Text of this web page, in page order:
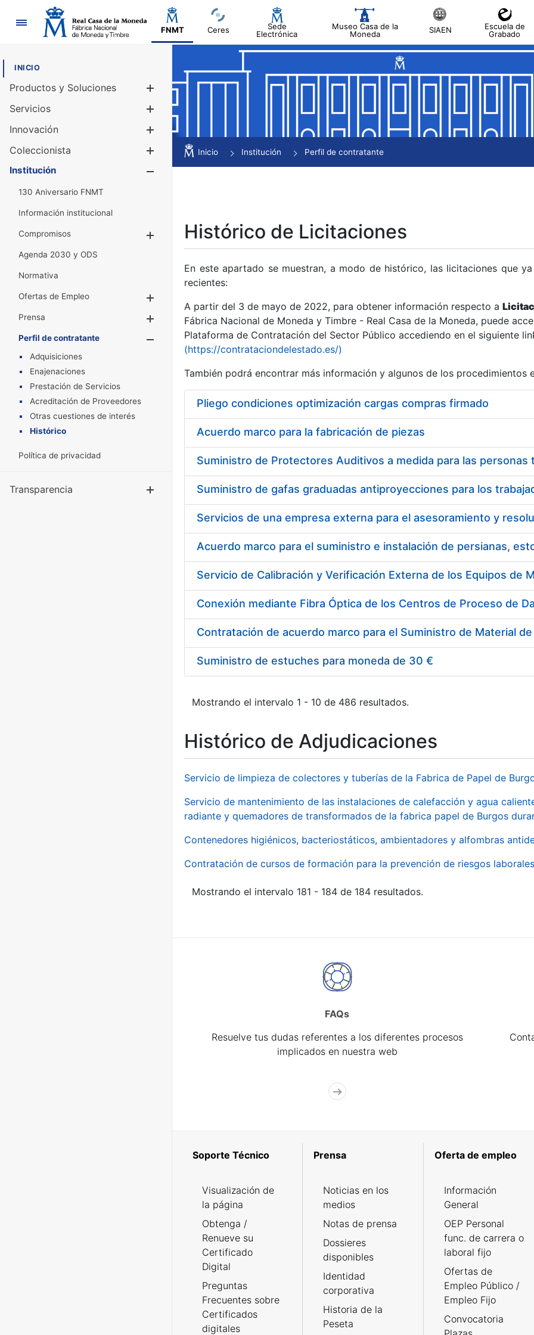
Navegación
FNMT Ceres
Sede
Electrónica
Museo Casa de la
Moneda
SIAEN
Escuela de
Grabado
INICIO
Productos y Soluciones
Mostrar/Ocultar
Servicios
Innovación
Coleccionista
Mostrar/Ocultar
Institución
130 Aniversario FNMT
Información institucional
Compromisos
Mostrar/Ocultar
Agenda 2030 y ODS
Normativa
Ofertas de Empleo
Prensa
Mostrar/Ocultar
Perfil de contratante
Mostrar/Ocultar
Adquisiciones
Enajenaciones
Prestación de Servicios
Acreditación de Proveedores
Otras cuestiones de interés
Histórico
Política de privacidad
Transparencia Mostrar/Ocultar
Inicio Institución Perfil de contratante
Histórico de Licitaciones
En este apartado se muestran, a modo de histórico, las licitaciones que
recientes:
A partir del 3 de mayo de 2022, para obtener información respecto a
Fábrica Nacional de Moneda y Timbre - Real Casa de la Moneda, puede
Plataforma de Contratación del Sector Público accediendo en el siguiente
(https://contrataciondelestado.es/)
También podrá encontrar más información y algunos de los procedimientos
Pliego condiciones optimización cargas compras firmado
Acuerdo marco para la fabricación de piezas
Acuerdo marco para el suministro e instalación de persianas,
Suministro de estuches para moneda de 30 €
Mostrando el intervalo 1 - 10 de 486 resultados.
Histórico de Adjudicaciones
Servicio de limpieza de colectores y tuberías de la Fabrica de Papel de
Servicio de mantenimiento de las instalaciones de calefacción y agua
radiante y quemadores de transformados de la fabrica papel de Burgos
Contenedores higiénicos, bacteriostáticos, ambientadores y alfombras
Contratación de cursos de formación para la prevención de riesgos laborales
Mostrando el intervalo 181 - 184 de 184 resultados.
FAQs
Resuelve tus dudas referentes a los diferentes procesos
implicados en nuestra web
Soporte Técnico
Visualización de
la página
Obtenga /
Renueve su
Certificado
Digital
Preguntas
Frecuentes sobre
Certificados
digitales
Prensa
Noticias en los
medios
Notas de prensa
Dossieres
disponibles
Identidad
corporativa
Historia de la
Peseta
Oferta de empleo
Información
General
OEP Personal
func. de carrera o
laboral fijo
Ofertas de
Empleo Público /
Empleo Fijo
Convocatoria